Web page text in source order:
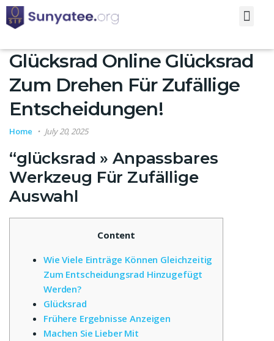
Glücksrad Online Glücksrad
Zum Drehen Für Zufällige
Entscheidungen!
Home July 20, 2025
“glücksrad » Anpassbares
Werkzeug Für Zufällige
Auswahl
Content
Wie Viele Einträge Können Gleichzeitig
Zum Entscheidungsrad Hinzugefügt
Werden?
Glücksrad
Frühere Ergebnisse Anzeigen
Machen Sie Lieber Mit